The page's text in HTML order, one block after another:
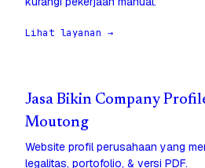
Lihat layanan →
Jasa Bikin Company
Moutong
Website profil perusahaan yang
legalitas, portofolio, & versi PDF.